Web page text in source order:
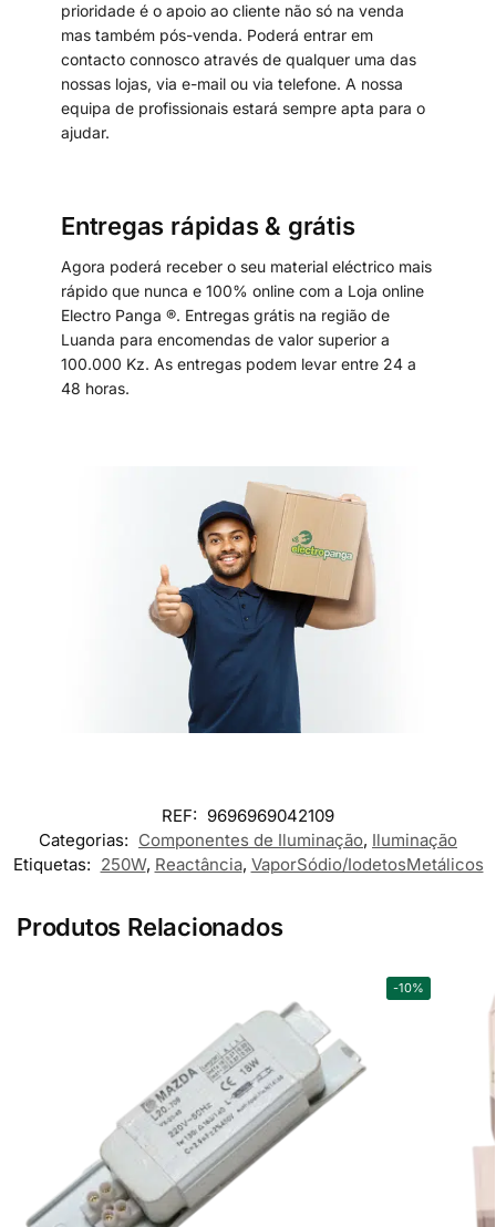
prioridade é o apoio ao cliente não só na venda
mas também pós-venda. Poderá entrar em
contacto connosco através de qualquer uma das
nossas lojas, via e-mail ou via telefone. A nossa
equipa de profissionais estará sempre apta para o
ajudar.
Entregas rápidas & grátis
Agora poderá receber o seu material eléctrico mais
rápido que nunca e 100% online com a Loja online
Electro Panga ®. Entregas grátis na região de
Luanda para encomendas de valor superior a
100.000 Kz. As entregas podem levar entre 24 a
48 horas.
REF: 9696969042109
Categorias: Componentes de Iluminação, Iluminação
Etiquetas: 250W, Reactância, VaporSódio/IodetosMetálicos
Produtos Relacionados
-10%